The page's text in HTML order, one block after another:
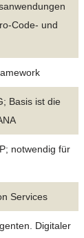
Code- und
Basis ist die
notwendig für
Services
Digitaler